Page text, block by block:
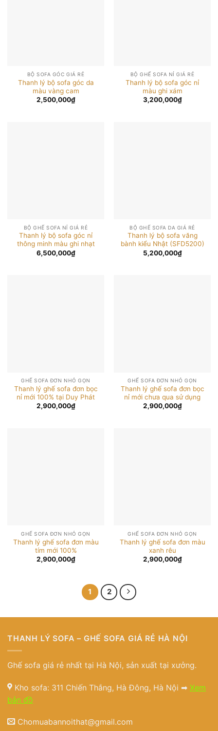
BỘ SOFA GÓC GIÁ RẺ
Thanh lý bộ sofa góc da
màu vàng cam
2,500,000₫
BỘ GHẾ SOFA NỈ GIÁ RẺ
Thanh lý bộ sofa góc nỉ
màu ghi xám
3,200,000₫
BỘ GHẾ SOFA NỈ GIÁ RẺ
Thanh lý bộ sofa góc nỉ
thông minh màu ghi nhạt
6,500,000₫
BỘ GHẾ SOFA DA GIÁ RẺ
Thanh lý bộ sofa văng
bành kiểu Nhật (SFD5200)
5,200,000₫
GHẾ SOFA ĐƠN NHỎ GỌN
Thanh lý ghế sofa đơn bọc
nỉ mới 100% tại Duy Phát
2,900,000₫
GHẾ SOFA ĐƠN NHỎ GỌN
Thanh lý ghế sofa đơn bọc
nỉ mới chưa qua sử dụng
2,900,000₫
GHẾ SOFA ĐƠN NHỎ GỌN
Thanh lý ghế sofa đơn màu
tím mới 100%
2,900,000₫
GHẾ SOFA ĐƠN NHỎ GỌN
Thanh lý ghế sofa đơn màu
xanh rêu
2,900,000₫
1 2
THANH LÝ SOFA – GHẾ SOFA GIÁ RẺ HÀ NỘI
Ghế sofa giá rẻ nhất tại Hà Nội, sản xuất tại xưởng.
Kho sofa: 311 Chiến Thắng, Hà Đông, Hà Nội ➡ Xem
bản đồ
Chomuabannoithat@gmail.com